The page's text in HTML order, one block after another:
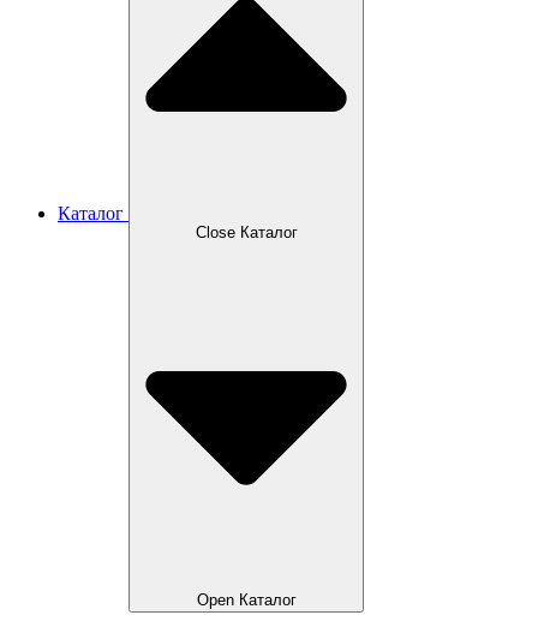
Каталог
Close Каталог
Open Каталог